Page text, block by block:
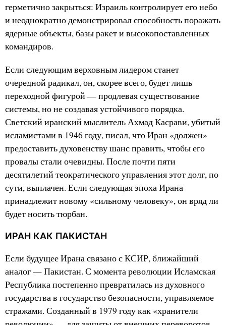
герметично закрыться: Израиль контролирует его небо
и неоднократно демонстрировал способность поражать
ядерные объекты, базы ракет и высокопоставленных
командиров.
Если следующим верховным лидером станет
очередной радикал, он, скорее всего, будет лишь
переходной фигурой — продлевая существование
системы, но не создавая устойчивого порядка.
Светский иранский мыслитель Ахмад Касрави, убитый
исламистами в 1946 году, писал, что Иран «должен»
предоставить духовенству шанс править, чтобы его
провалы стали очевидны. После почти пяти
десятилетий теократического управления этот долг, по
сути, выплачен. Если следующая эпоха Ирана
принадлежит новому «сильному человеку», он вряд ли
будет носить тюрбан.
ИРАН КАК ПАКИСТАН
Если будущее Ирана связано с КСИР, ближайший
аналог — Пакистан. С момента революции Исламская
Республика постепенно превратилась из духовного
государства в государство безопасности, управляемое
стражами. Созданный в 1979 году как «хранители